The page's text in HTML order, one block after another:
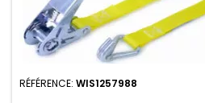
RÉFÉRENCE: WIS1257988